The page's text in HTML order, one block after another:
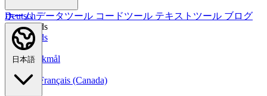
Deutsch
Nederlands
Nederlands
Norsk
Norsk Bokmål
Français
Français (Canada)
ホームデータツール コードツール テキストツール ブログ
日本語